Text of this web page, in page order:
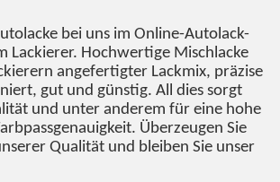
bei uns im Online-Autolack-
Lackierer. Hochwertige Mischlacke
angefertigter Lackmix, präzise
gut und günstig. All dies sorgt
und unter anderem für eine hohe
Überzeugen Sie
Qualität und bleiben Sie unser